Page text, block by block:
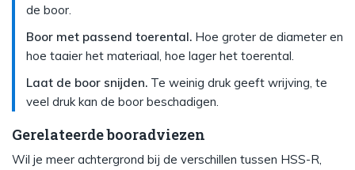
de boor.
Boor met passend toerental. Hoe groter de diameter en
hoe taaier het materiaal, hoe lager het toerental.
Laat de boor snijden. Te weinig druk geeft wrijving, te
veel druk kan de boor beschadigen.
Gerelateerde booradviezen
Wil je meer achtergrond bij de verschillen tussen HSS-R,